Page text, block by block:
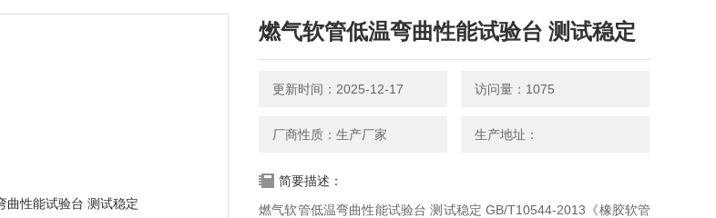
燃气软管低温弯曲性能试验台 测试稳定
更新时间：2025-12-17 访问量：1075
厂商性质：生产厂家 生产地址：
简要描述：
燃气软管低温弯曲性能试验台 测试稳定 GB/T10544-2013《橡胶软管